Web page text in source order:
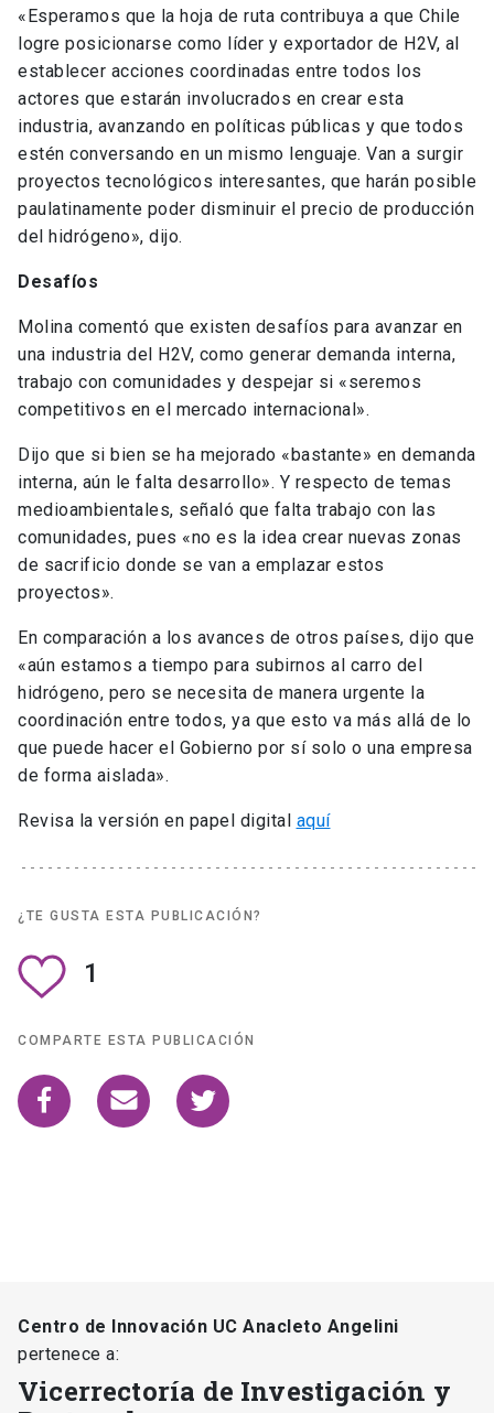
«Esperamos que la hoja de ruta contribuya a que Chile
logre posicionarse como líder y exportador de H2V, al
establecer acciones coordinadas entre todos los
actores que estarán involucrados en crear esta
industria, avanzando en políticas públicas y que todos
estén conversando en un mismo lenguaje. Van a surgir
proyectos tecnológicos interesantes, que harán posible
paulatinamente poder disminuir el precio de producción
del hidrógeno», dijo.
Desafíos
Molina comentó que existen desafíos para avanzar en
una industria del H2V, como generar demanda interna,
trabajo con comunidades y despejar si «seremos
competitivos en el mercado internacional».
Dijo que si bien se ha mejorado «bastante» en demanda
interna, aún le falta desarrollo». Y respecto de temas
medioambientales, señaló que falta trabajo con las
comunidades, pues «no es la idea crear nuevas zonas
de sacrificio donde se van a emplazar estos
proyectos».
En comparación a los avances de otros países, dijo que
«aún estamos a tiempo para subirnos al carro del
hidrógeno, pero se necesita de manera urgente la
coordinación entre todos, ya que esto va más allá de lo
que puede hacer el Gobierno por sí solo o una empresa
de forma aislada».
Revisa la versión en papel digital aquí
¿TE GUSTA ESTA PUBLICACIÓN?
1
COMPARTE ESTA PUBLICACIÓN
Centro de Innovación UC Anacleto Angelini
pertenece a:
Vicerrectoría de Investigación y